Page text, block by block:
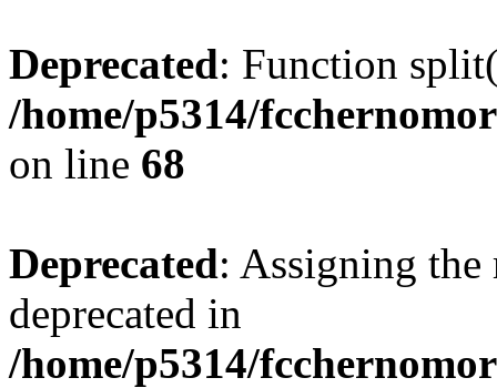
Deprecated: Function
/home/p5314/
on line 68
Deprecated: Assigning the
deprecated in
/home/p5314/